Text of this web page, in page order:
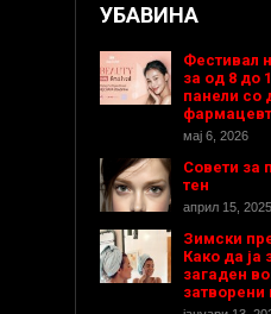
УБАВИНА
Фестивал
за од 8 до
панели со
мај 6, 2026
Совети за
тен
април 15, 2025
Зимски
Како да ја
загаден
затворени